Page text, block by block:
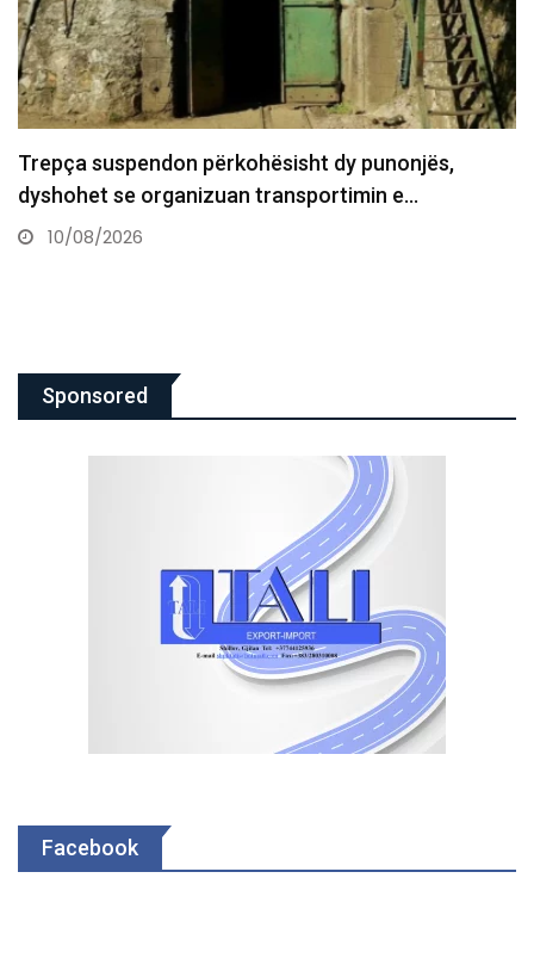
Çmimet e naftës rriten lehtë, ndërsa rihapja e
Ngushticës së…
10/08/2026
Sponsored
Facebook